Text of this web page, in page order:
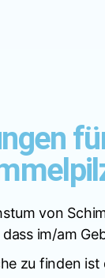
von
im/am
zu finden ist